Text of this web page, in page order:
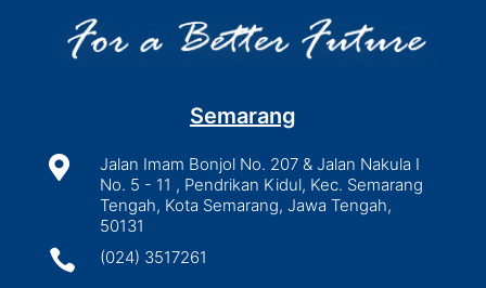
Semarang

Jalan Imam Bonjol No. 207 & Jalan Nakula I
No. 5 - 11 , Pendrikan Kidul, Kec. Semarang
Tengah, Kota Semarang, Jawa Tengah,
50131
 (024) 3517261